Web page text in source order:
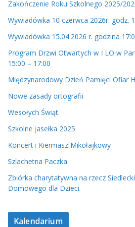
Zakończenie Roku Szkolnego 2025/
Wywiadówka 10 czerwca 2026r. godz.
Wywiadówka 15.04.2026 r. godzina
Program Drzwi Otwartych w I LO w
15:00 – 17:00
Międzynarodowy Dzień Pamięci Ofiar
Nowe zasady ortografii
Wesołych Świąt
Szkolne jasełka 2025
Koncert i Kiermasz Mikołajkowy
Szlachetna Paczka
Zbiórka charytatywna na rzecz
Domowego dla Dzieci.
Kalendarium